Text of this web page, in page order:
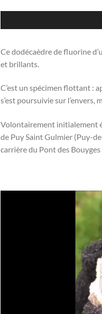
Ce dodécaèdre de fluorine
et brillants.
C’est un spécimen flottant :
s’est poursuivie sur
Volontairement initialement
de Puy Saint Gulmier (Puy-
carrière du Pont des